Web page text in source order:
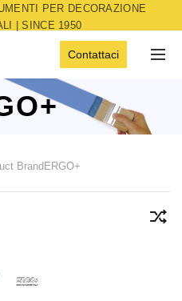
PER DECORAZIONE
| SINCE 1950
Contattaci
BrandERGO+